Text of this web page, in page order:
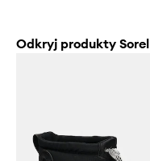
Odkryj produkty Sorel